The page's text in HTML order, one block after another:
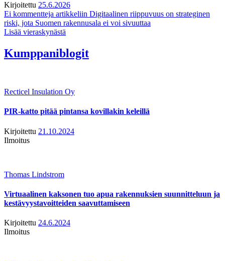
Kirjoitettu 25.6.2026
Ei kommentteja artikkeliin Digitaalinen riippuvuus on strateginen
riski, jota Suomen rakennusala ei voi sivuuttaa
Lisää vieraskynästä
Kumppaniblogit
Recticel Insulation Oy
PIR-katto pitää pintansa kovillakin keleillä
Kirjoitettu 21.10.2024
Ilmoitus
Thomas Lindstrom
Virtuaalinen kaksonen tuo apua rakennuksien suunnitteluun ja
kestävyystavoitteiden saavuttamiseen
Kirjoitettu 24.6.2024
Ilmoitus